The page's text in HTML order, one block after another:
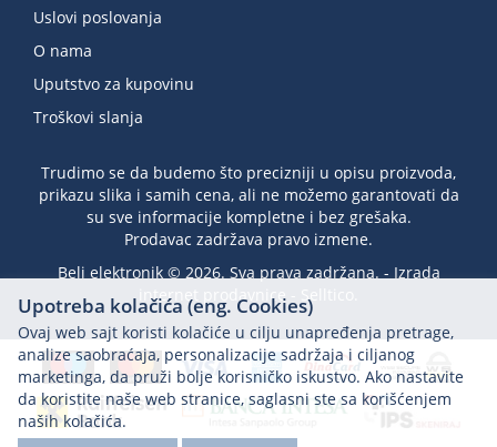
Uslovi poslovanja
O nama
Uputstvo za kupovinu
Troškovi slanja
Trudimo se da budemo što precizniji u opisu proizvoda,
prikazu slika i samih cena, ali ne možemo garantovati da
su sve informacije kompletne i bez grešaka.
Prodavac zadržava pravo izmene.
Beli elektronik © 2026. Sva prava zadržana. - Izrada
internet prodavnice
Selltico.
Upotreba kolačića (eng. Cookies)
Ovaj web sajt koristi kolačiće u cilju unapređenja pretrage,
analize saobraćaja, personalizacije sadržaja i ciljanog
marketinga, da pruži bolje korisničko iskustvo. Ako nastavite
da koristite naše web stranice, saglasni ste sa korišćenjem
naših kolačića.